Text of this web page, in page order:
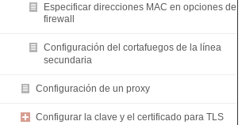
Especificar direcciones MAC en opciones de
firewall
Configuración del cortafuegos de la línea
secundaria
Configuración de un proxy
Configurar la clave y el certificado para TLS